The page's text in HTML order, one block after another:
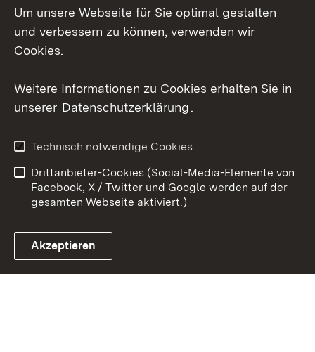
Mastodon
Youtube
Link zum Landesportal
Kontakt
Datenschutz
Barrierefreiheit
Impressum Cookies
Um unsere Webseite für Sie optimal gestalten
und verbessern zu können, verwenden wir
Cookies.
Weitere Informationen zu Cookies erhalten Sie in
unserer Datenschutzerklärung.
Technisch notwendige Cookies
Drittanbieter-Cookies (Social-Media-Elemente von
Facebook, X / Twitter und Google werden auf der
gesamten Webseite aktiviert.)
Akzeptieren